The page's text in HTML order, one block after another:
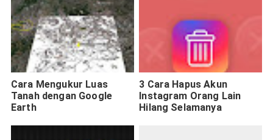
Cara Mengukur Luas
Tanah dengan Google
Earth
3 Cara Hapus Akun
Instagram Orang Lain
Hilang Selamanya